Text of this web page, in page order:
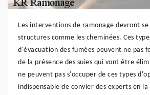
Les interventions de ramonage devront
structures comme les cheminées. Ces
d'évacuation des fumées peuvent ne pas
de la présence des suies qui vont être
ne peuvent pas s'occuper de ces types
indispensable de convier des experts en